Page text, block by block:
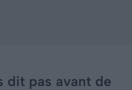
dit pas avant de